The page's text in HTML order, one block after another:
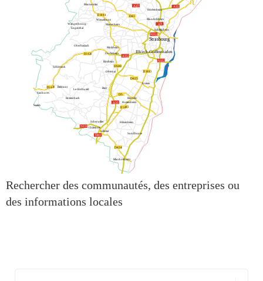
D424
D500
D425
D41
D5
D1420
D1420
D1004
D1083
D1083
N83
N159
N352
A352
A35 A35
A4
N351
A35
Marckolsheim
Scherwiller Hilsenheim
Sundhouse
Sélestat
Belmont
Le-Hohwald
Breitenbach
Saulxures
Saales
Benfeld
Huttenheim
Erstein
Barr
Obernai
Rosheim
Dorlisheim
Molsheim
Oberhaslach
Wangenbourg-
Engenthal
Marlenheim
Wasselonne Mundolsheim
Schiltigheim
Vendenheim
Marmoutier
Schirmeck
Châtenois
Strasbourg
Illkirch-Graffenstaden
Rechercher des communautés, des entreprises ou
des informations locales